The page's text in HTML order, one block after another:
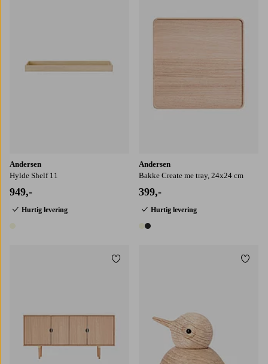
Andersen
Hylde Shelf 11
949,-
Hurtig levering
Andersen
Bakke Create me tray, 24x24 cm
399,-
Hurtig levering
2 farver
Tilføj til favoritter